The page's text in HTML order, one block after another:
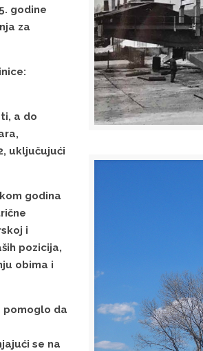
godine
za
a do
uključujući
godina
i
pozicija,
obima i
pomoglo da
se na